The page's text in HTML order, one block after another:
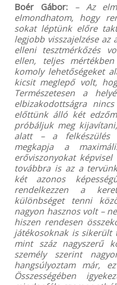
Boér Gábor:
– Az
elmondhatom, hogy
sokat léptünk előre
legjobb visszajelzése
elleni tesztmérkőzés
ellen, teljes
komoly lehetőségeket
kicsit meglepő volt,
Természetesen a
elbizakodottságra
előttünk álló két
próbáljuk meg
alatt – a felkészülés
megkapja a
erőviszonyokat
továbbra is az a
két azonos
rendelkezzen a
különbséget tenni
nagyon hasznos volt –
hiszen rendesen
játékosoknak is sikerült
mint száz nagyszerű
személy szerint
hangsúlyoztam már,
Összességében